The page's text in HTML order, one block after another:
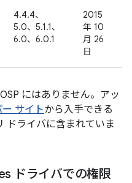
4.4.4、
5.0、5.1.1、
6.0、6.0.1
2015
年 10
月 26
日
にはありません。アッ
サイトから入手できる
ドライバに含まれていま
ドライバでの権限